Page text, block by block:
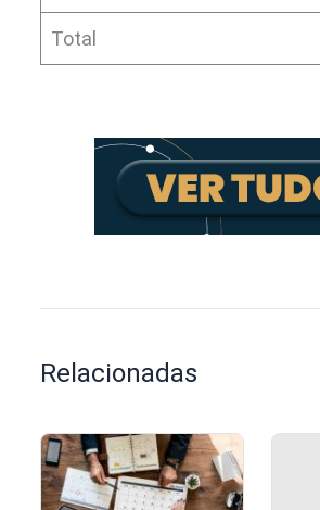
Total
Relacionadas